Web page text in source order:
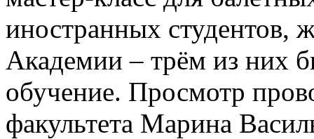
иностранных студентов,
Академии – трём из них
обучение. Просмотр
факультета Марина